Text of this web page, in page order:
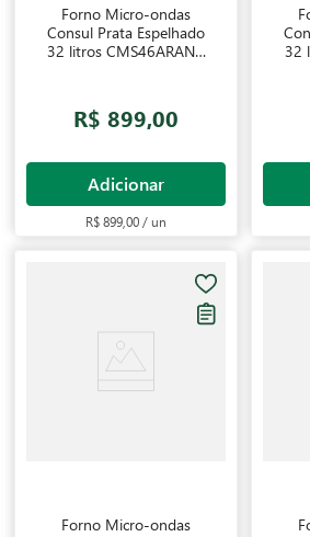
Forno Micro-ondas
Consul Prata Espelhado
32 litros CMS46ARANA
R$ 899,00
Adicionar
R$ 899,00 / un
32
Forno Micro-ondas